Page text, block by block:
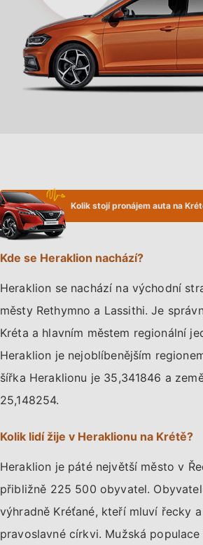
Kolik stojí pronájem auta na
Kde se Heraklion nachází?
Heraklion se nachází na východní
městy Rethymno a Lassithi. Je
Kréta a hlavním městem regionální
Heraklion je nejoblíbenějším
šířka Heraklionu je 35,341846 a
25,148254.
Kolik lidí žije v Heraklionu na Krétě?
Heraklion je páté největší město v
přibližně 225 500 obyvatel.
výhradně Kréťané, kteří mluví řecky
pravoslavné církvi. Mužská